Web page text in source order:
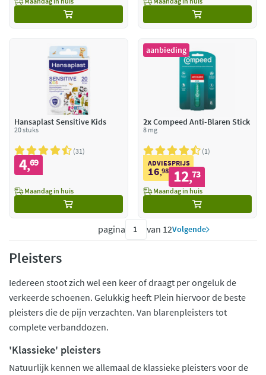
Hansaplast Sensitive Kids
20 stuks
31
4,69
Maandag in huis
aanbieding
2xCompeed Anti-Blaren Stick
8 mg
1
ADVIESPRIJS
16,98 12,73
Maandag in huis
pagina van 12Volgende
Pleisters
Iedereen stoot zich wel een keer of draagt per ongeluk de
verkeerde schoenen. Gelukkig heeft Plein hiervoor de beste
pleisters die de pijn verzachten. Van blarenpleisters tot
complete verbanddozen.
'Klassieke' pleisters
Natuurlijk kennen we allemaal de klassieke pleisters voor de